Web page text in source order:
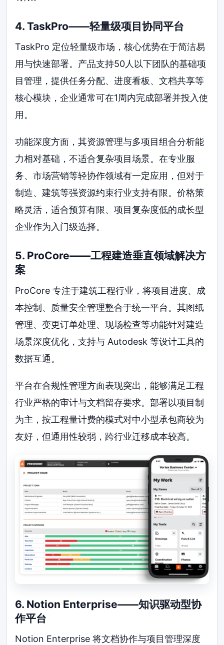
4. TaskPro——轻量级项目协同平台
TaskPro 定位轻量级市场，核心优势在于简洁易
用与快速部署。产品支持50人以下团队的基础项
目管理，提供任务分配、进度看板、文档共享等
核心模块，企业通常可在1周内完成部署并投入使
用。
功能深度方面，其资源管理与多项目组合分析能
力相对基础，不适合复杂项目场景。在专业服
务、市场营销等轻协作领域有一定应用，但对于
制造、建筑等强资源约束行业支持有限。价格策
略灵活，适合预算有限、项目复杂度低的成长型
企业作为入门级选择。
5. ProCore——工程建造垂直领域解决方
案
ProCore 专注于建筑工程行业，将项目进度、成
本控制、质量安全管理整合于统一平台。其图纸
管理、变更订单处理、现场检查等功能针对建造
场景深度优化，支持与 Autodesk 等设计工具的
数据互通。
平台在合规性管理方面表现突出，能够满足工程
行业严格的审计与文档留存要求。部署以项目制
为主，按工程量计费的模式对中小型承包商较为
友好，但通用性较弱，跨行业迁移成本较高。
6. Notion Enterprise——知识驱动型协
作平台
Notion Enterprise 将文档协作与项目管理深度